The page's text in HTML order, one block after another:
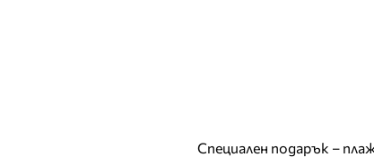
Специален подарък –